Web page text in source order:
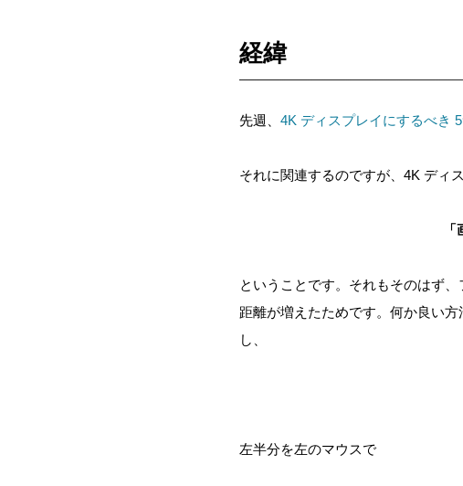
経緯
先週、 4K ディスプレイにするべき
それに関連するのですが、4K ディ
ということです。それもそのはず
距離が増えたためです。何か良い
し、
左半分を左のマウスで